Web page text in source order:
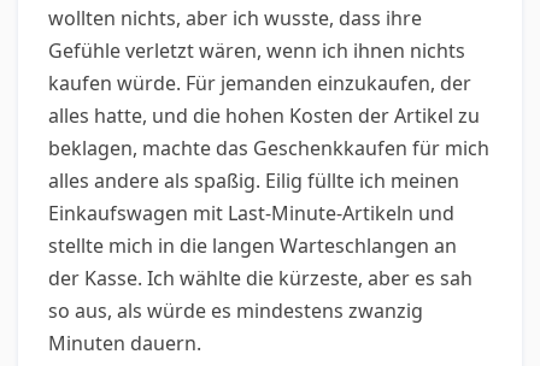
wollten nichts, aber ich wusste, dass ihre
Gefühle verletzt wären, wenn ich ihnen nichts
kaufen würde. Für jemanden einzukaufen, der
alles hatte, und die hohen Kosten der Artikel zu
beklagen, machte das Geschenkkaufen für mich
alles andere als spaßig. Eilig füllte ich meinen
Einkaufswagen mit Last-Minute-Artikeln und
stellte mich in die langen Warteschlangen an
der Kasse. Ich wählte die kürzeste, aber es sah
so aus, als würde es mindestens zwanzig
Minuten dauern.